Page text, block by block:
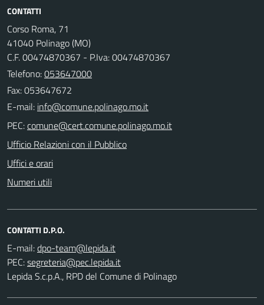
CONTATTI
Corso Roma, 71
41040 Polinago (MO)
C.F. 00474870367 - P.Iva: 00474870367
Telefono:053647000
Fax: 053647672
E-mail:
PEC:
Ufficio Relazioni con il Pubblico
Uffici e orari
Numeri utili
CONTATTI D.P.O.
E-mail:
PEC:
Lepida S.c.p.A., RPD del Comune di Polinago